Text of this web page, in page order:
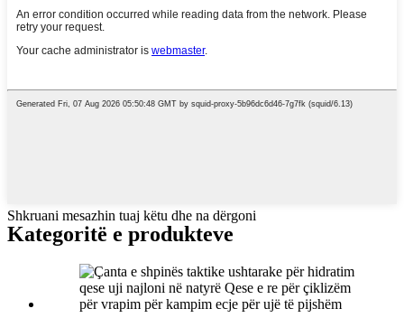
Shkruani mesazhin tuaj këtu dhe na dërgoni
Kategoritë e produkteve